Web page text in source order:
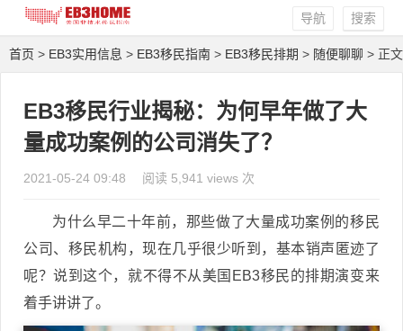
搜索
导航
首页 > EB3实用信息 > EB3移民指南 > EB3移民排期 > 随便聊聊 > 正文
EB3移民行业揭秘：为何早年做了大
量成功案例的公司消失了？
2021-05-24 09:48 阅读 5,941 views 次
为什么早二十年前，那些做了大量成功案例的移民
公司、移民机构，现在几乎很少听到，基本销声匿迹了
呢？说到这个，就不得不从美国EB3移民的排期演变来
着手讲讲了。